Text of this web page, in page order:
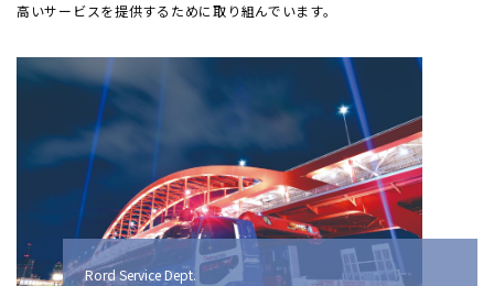
高いサービスを提供するために取り組んでいます。
Rord Service Dept.